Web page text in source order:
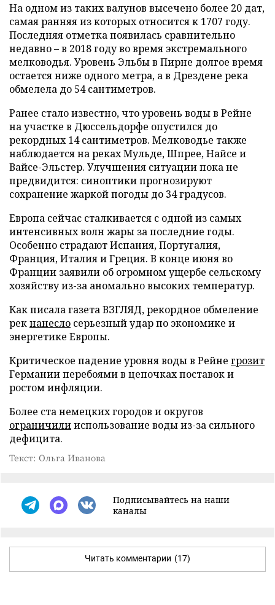
На одном из таких валунов высечено более 20 дат,
самая ранняя из которых относится к 1707 году.
Последняя отметка появилась сравнительно
недавно – в 2018 году во время экстремального
мелководья. Уровень Эльбы в Пирне долгое время
остается ниже одного метра, а в Дрездене река
обмелела до 54 сантиметров.
Ранее стало известно, что уровень воды в Рейне
на участке в Дюссельдорфе опустился до
рекордных 14 сантиметров. Мелководье также
наблюдается на реках Мульде, Шпрее, Найсе и
Вайсе-Эльстер. Улучшения ситуации пока не
предвидится: синоптики прогнозируют
сохранение жаркой погоды до 34 градусов.
Европа сейчас сталкивается с одной из самых
интенсивных волн жары за последние годы.
Особенно страдают Испания, Португалия,
Франция, Италия и Греция. В конце июня во
Франции заявили об огромном ущербе сельскому
хозяйству из-за аномально высоких температур.
Как писала газета ВЗГЛЯД, рекордное обмеление
рекнанесло серьезный удар по экономике и
энергетике Европы.
Критическое падение уровня воды в Рейне грозит
Германии перебоями в цепочках поставок и
ростом инфляции.
Более ста немецких городов и округов
ограничилииспользование воды из-за сильного
дефицита.
Текст: Ольга Иванова
Подписывайтесь на наши
каналы
Читать комментарии (17)